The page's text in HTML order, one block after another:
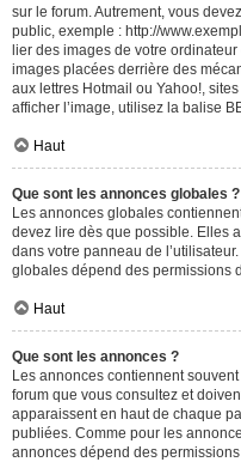
sur le forum. Autrement, vous
public, exemple : http://
lier des images de votre
images placées derrière des
aux lettres Hotmail ou Yahoo!,
afficher l’image, utilisez la balise
Haut
Que sont les annonces globales ?
Les annonces globales
devez lire dès que possible. Elles
dans votre panneau de
globales dépend des permissions
Haut
Que sont les annonces ?
Les annonces contiennent
forum que vous consultez et
apparaissent en haut de chaque
publiées. Comme pour les
annonces dépend des